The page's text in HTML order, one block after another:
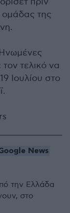
ομάδας της
τελικό να
Ιουλίου στο
News
την Ελλάδα
στο